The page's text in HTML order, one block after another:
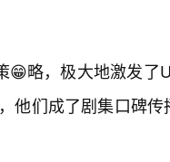
😁略，极大地激发
他们成了剧集口碑